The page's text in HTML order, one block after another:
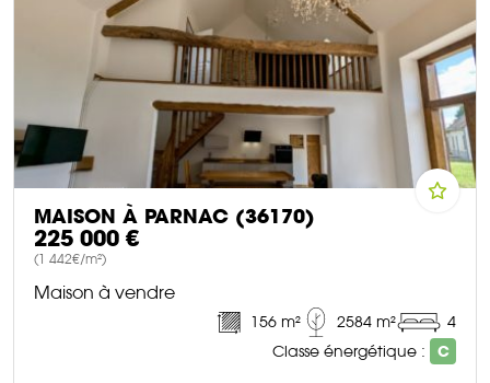
MAISON À PARNAC (36170)
225 000 €
(1 442€/m²)
Maison à vendre
156 m² 2584 m²
4
Classe énergétique :
C